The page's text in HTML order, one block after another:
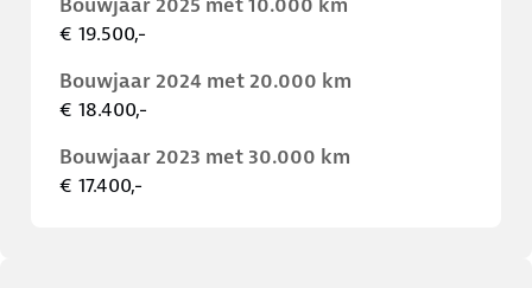
€ 19.500,-
Bouwjaar 2024 met 20.000 km
€ 18.400,-
Bouwjaar 2023 met 30.000 km
€ 17.400,-